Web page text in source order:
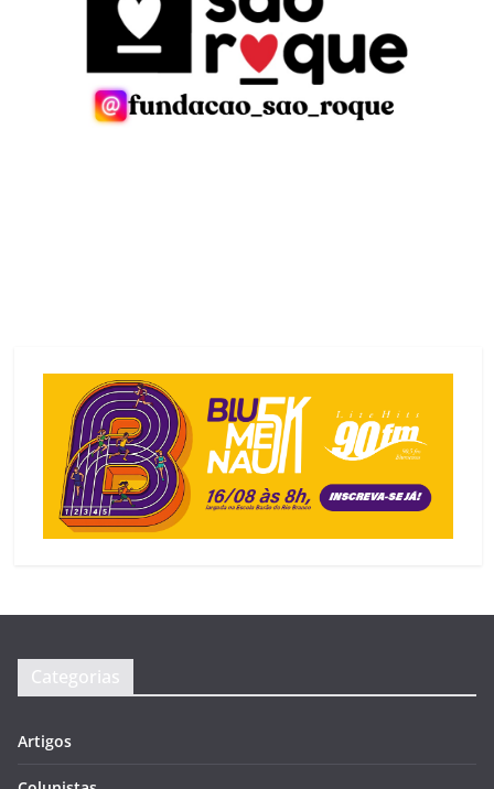
Categorias
Artigos